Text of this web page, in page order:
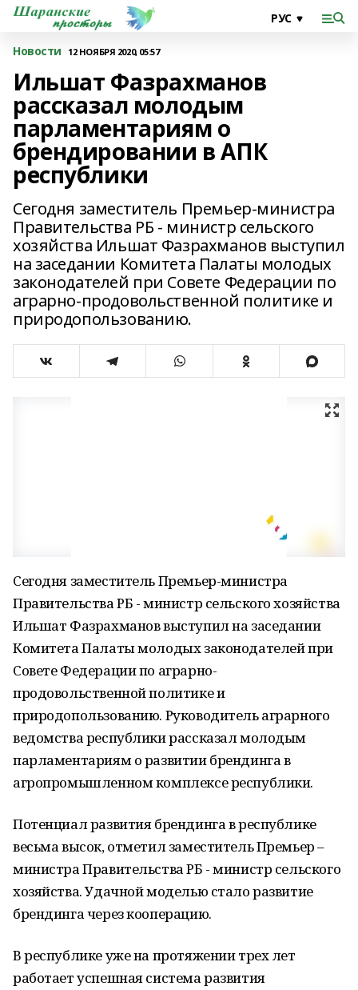
Новости 12 НОЯБРЯ 2020, 05:57
Ильшат Фазрахманов
рассказал молодым
парламентариям о
брендировании в АПК
республики
Сегодня заместитель Премьер-министра
Правительства РБ - министр сельского
хозяйства Ильшат Фазрахманов выступил
на заседании Комитета Палаты молодых
законодателей при Совете Федерации по
аграрно-продовольственной политике и
природопользованию.
Сегодня заместитель Премьер-министра
Правительства РБ - министр сельского хозяйства
Ильшат Фазрахманов выступил на заседании
Комитета Палаты молодых законодателей при
Совете Федерации по аграрно-
продовольственной политике и
природопользованию. Руководитель аграрного
ведомства республики рассказал молодым
парламентариям о развитии брендинга в
агропромышленном комплексе республики.
Потенциал развития брендинга в республике
весьма высок, отметил заместитель Премьер –
министра Правительства РБ - министр сельского
хозяйства. Удачной моделью стало развитие
брендинга через кооперацию.
В республике уже на протяжении трех лет
работает успешная система развития